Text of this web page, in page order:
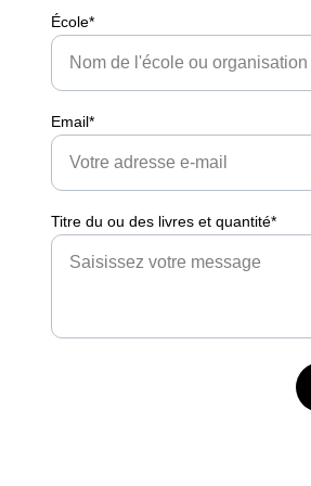
École*
Email*
Titre du ou des livres et quantité*